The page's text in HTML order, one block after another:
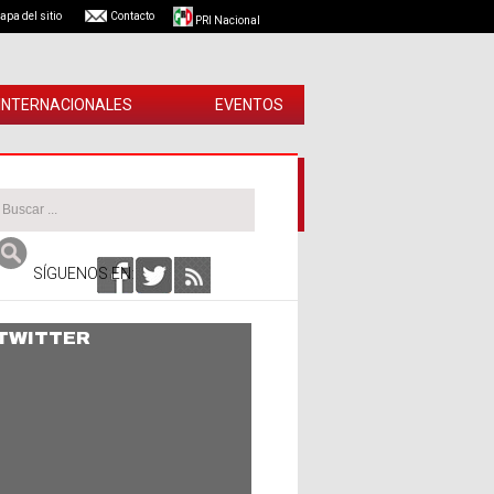
del sitio Contacto PRI Nacional
EVENTOS
SÍGUENOS EN: